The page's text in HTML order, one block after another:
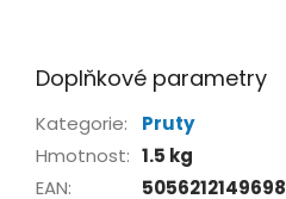
Doplňkové parametry
Kategorie:
Pruty
Hmotnost: 1.5 kg
EAN: 5056212149698